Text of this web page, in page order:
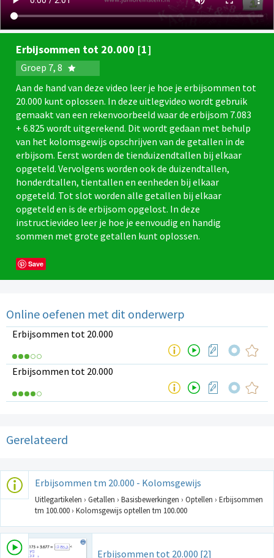
Erbijsommen tot 20.000 [1]
Groep 7, 8
Aan de hand van deze video leer je hoe je erbijsommen tot
20.000 kunt oplossen. In deze uitlegvideo wordt gebruik
gemaakt van een rekenvoorbeeld waar de erbijsom 7.083
+ 6.825 wordt uitgerekend. Dit wordt gedaan met behulp
van het kolomsgewijs opschrijven van de getallen in de
erbijsom. Eerst worden de tienduizendtallen bij elkaar
opgeteld. Vervolgens worden ook de duizendtallen,
honderdtallen, tientallen en eenheden bij elkaar
opgeteld. Tot slot worden alle getallen bij elkaar
opgeteld en is de erbijsom opgelost. In deze
instructievideo leer je hoe je eenvoudig en handig
sommen met grote getallen kunt oplossen.
Save
Online oefenen met dit onderwerp
Erbijsommen tot 20.000
Erbijsommen tot 20.000
Gerelateerd
Erbijsommen tm 20.000 - Kolomsgewijs
Uitlegartikelen › Getallen › Basisbewerkingen › Optellen › Erbijsommen
tm 100.000 › Kolomsgewijs optellen tm 100.000
Erbijsommen tot 20.000 [2]